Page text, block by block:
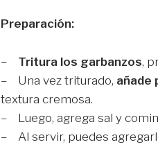
Preparación:
– Tritura los garbanzos,
– Una vez triturado, añade
textura cremosa.
– Luego, agrega sal y
– Al servir, puedes